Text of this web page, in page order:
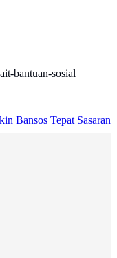
bantuan-sosial
Bansos Tepat Sasaran